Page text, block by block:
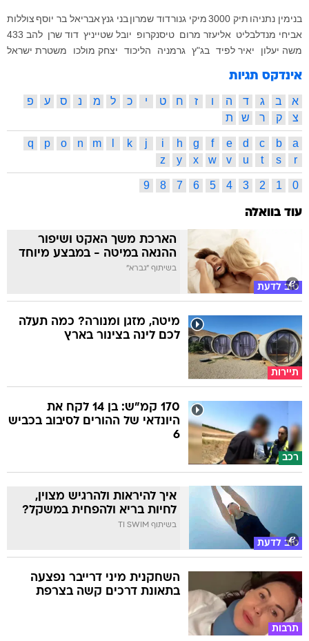
בנימין נתניהו תיק 3000 מיקי גנורדוד שמרון בני גנץאבריאל בר יוסף צוללות
אביחי מנדלבליט אליעזר מרום טיסנקרופ יובל שטייניץ דוד שרן להב 433
משה יעלון
יאיר לפיד בג"ץ גרמניה הליכוד יצחק מולכו משטרת ישראל
אינדקס תגיות
א ב ג ד ה ו ז ח ט י כ ל מ נ ס ע
פ
צ
ק ר ש ת
a
b
c
d
e
f
g
h
i
j
k
m
n
o
p
q
r
s
t
u
v
w
x
y
z
0
1
2
3
4
5
6
7
8
9
עוד בוואלה
טוב לדעת
הארכת משך האקט ושיפור
ההנאה במיטה - במבצע מיוחד
בשיתוף "גברא"
תיירות
מיטה, מזגן ומנורה? כמה תעלה
לכם לינה בצינור בארץ
רכב
170 קמ"ש: בן 14 לקח את
היונדאי של ההורים לסיבוב בכביש
6
טוב לדעת
איך להיראות ולהרגיש מצוין,
לחיות בריא ולהפחית במשקל?
בשיתוף TI SWIM
תרבות
השחקנית מיני דרייבר נפצעה
בתאונת דרכים קשה בצרפת